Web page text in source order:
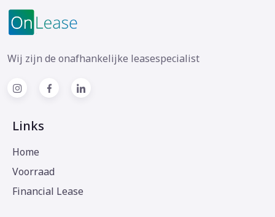
Wij zijn de onafhankelijke leasespecialist
Links
Home
Voorraad
Financial Lease